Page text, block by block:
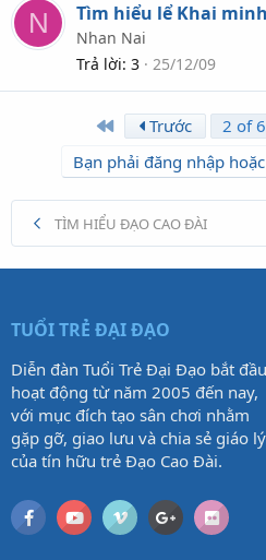
N Tìm hiểu lể Khai
Nhan Nai
Trả lời 3 25/12/09
First Trước 2 of 6
Bạn phải đăng nhập
TÌM HIỂU ĐẠO CAO ĐÀI
TUỔI TRẺ ĐẠI ĐẠO
Diễn đàn Tuổi Trẻ Đại Đạo bắt đầu
hoạt động từ năm 2005 đến nay,
với mục đích tạo sân chơi nhằm
gặp gỡ, giao lưu và chia sẻ giáo lý
của tín hữu trẻ Đạo Cao Đài.